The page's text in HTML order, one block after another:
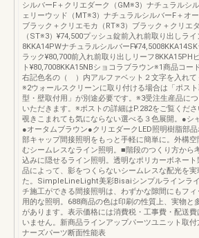
シルバーF＋クリエダーク（GM※3）ナチュラルシ
ェリーウッド（MT※3）ナチュラルシルバーF＋オー
ブラック＋クリエモカ（RT※3）ブラック＋クリエ
（ST※3）¥74,500プッシュ錠前入れ前取り出しライ
8KKA14PWナチュラルシルバー
ラック¥80,700前入れ前取り出しリーフ8KKA15PH
ト¥80,7008KKA15NBショコラブラウン※1商品コー
右記色名の（ ）内アルファベット２文字を入れて
※2ウォールスクリーンに取り付ける場合は「ポス
型・壁取付用」が別途必要です。※3受注生産品に
いただきます。※ポストの詳細はP.282をご覧くださ
覗きこまれても気にならない選べる３色展開。●シ
●オータムブラウン●クリエダークLED照明樹脂部
部キャップ間接照明をもっと手軽に簡単に。外構空
むシームレスなライン照明。■階段のつくり方か
込みに隠せるライン照明。透明なポリカーボネート
品によって、影をつくらないシームレスな配光を実
た。SimpleLineLight美彩Bisaiシンプルラインラ
チ施工ができる間接照明は、わずかな隙間にもフィ
用的な照明。688商品の色は印刷の性質上、実物と
があります。表示価格には消費税・工事費・配送費
いません。新商品ラインアップパーツユニット取付
ナーズパーツ断面性能表